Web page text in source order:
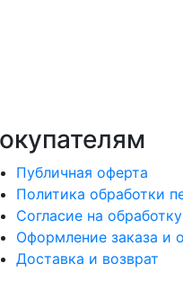
Публичная оферта
Политика обработки
Согласие на
Оформление заказа и
Доставка и возврат